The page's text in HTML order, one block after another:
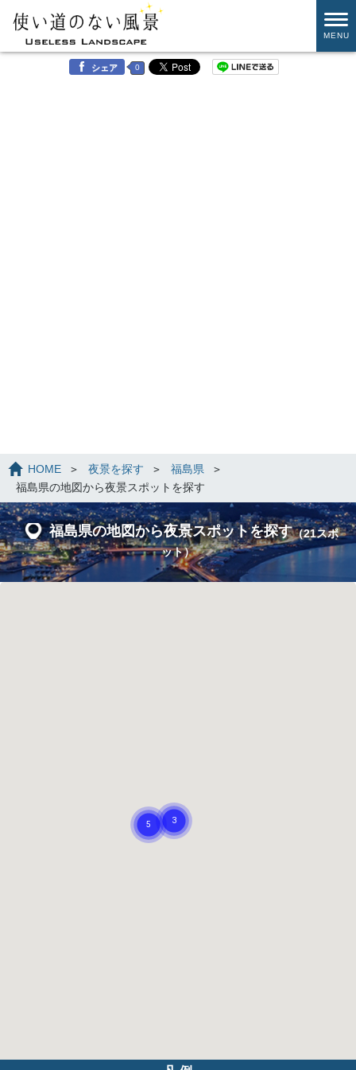
MENU
シェア 0
HOME 夜景を探す
福島県
福島県の地図から夜景スポットを探す
福島県の地図から夜景スポットを探す（21スポ
ット）